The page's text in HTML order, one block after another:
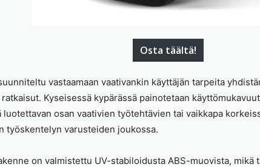
Osta täältä!
vastaamaan vaativankin käyttäjän tarpeita
Kyseisessä kypärässä painotetaan
luotettavan osan vaativien työtehtävien tai vaikkapa
työskentelyn varusteiden joukossa.
on valmistettu UV-stabiloidusta ABS-muovista, mikä